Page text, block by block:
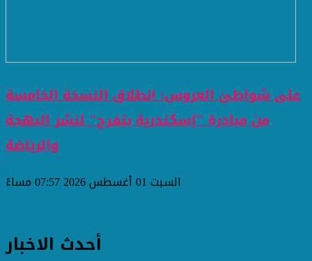
على شواطئ العروس: انطلاق النسخة الخامسة
من مبادرة "إسكندرية بتفرح" لنشر البهجة
والرياضة
السبت 01 أغسطس 2026 07:57 مساءً
أحدث الاخبار